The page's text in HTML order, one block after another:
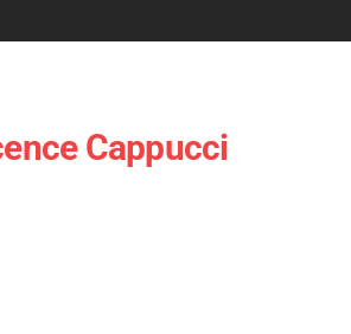
Cappucci